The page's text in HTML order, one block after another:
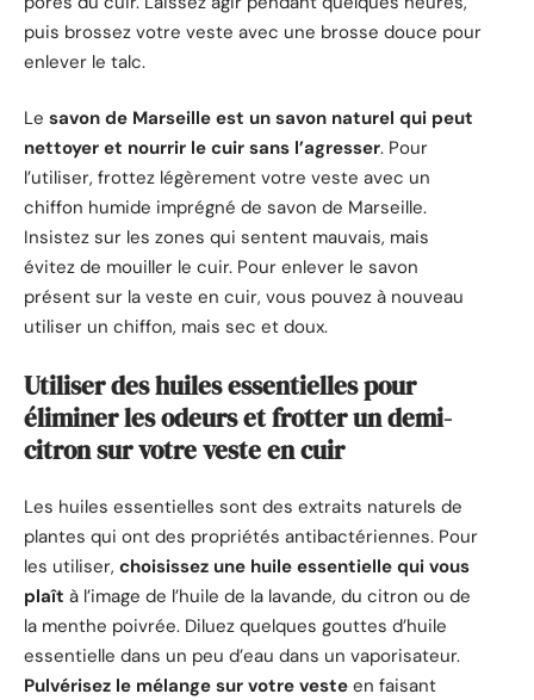
puis brossez votre veste avec une brosse douce pour
enlever le talc.
Le savon de Marseille est un savon naturel qui peut
nettoyer et nourrir le cuir sans l’agresser. Pour
l’utiliser, frottez légèrement votre veste avec un
chiffon humide imprégné de savon de Marseille.
Insistez sur les zones qui sentent mauvais, mais
évitez de mouiller le cuir. Pour enlever le savon
présent sur la veste en cuir, vous pouvez à nouveau
utiliser un chiffon, mais sec et doux.
Utiliser des huiles essentielles pour
éliminer les odeurs et frotter un demi-
citron sur votre veste en cuir
Les huiles essentielles sont des extraits naturels de
plantes qui ont des propriétés antibactériennes. Pour
les utiliser, choisissez une huile essentielle qui vous
plaît à l’image de l’huile de la lavande, du citron ou de
la menthe poivrée. Diluez quelques gouttes d’huile
essentielle dans un peu d’eau dans un vaporisateur.
Pulvérisez le mélange sur votre veste en faisant